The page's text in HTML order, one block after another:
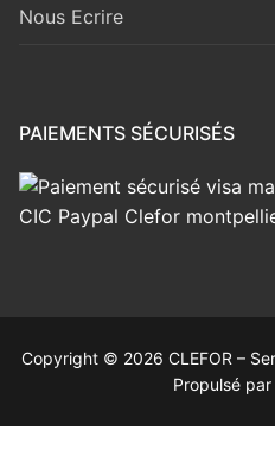
Nous Ecrire
PAIEMENTS SÉCURISÉS
Copyright © 2026 CLEFOR –
Propulsé par